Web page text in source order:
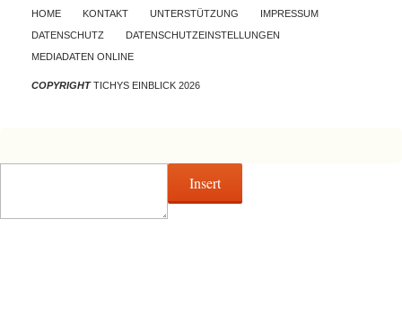
Skip to content
HOME KONTAKT UNTERSTÜTZUNG
IMPRESSUM
DATENSCHUTZ
DATENSCHUTZEINSTELLUNGEN
MEDIADATEN ONLINE
COPYRIGHTTICHYS EINBLICK 2026
Insert